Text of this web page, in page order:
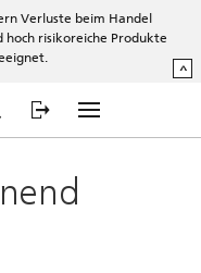
Verluste beim Handel
risikoreiche Produkte
^